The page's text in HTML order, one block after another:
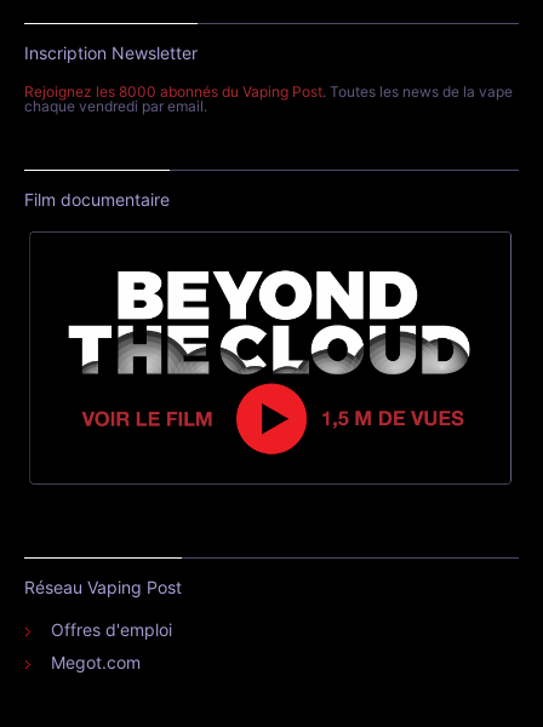
Inscription Newsletter
Rejoignez les 8000 abonnés du Vaping Post. Toutes les news de la vape
chaque vendredi par email.
Film documentaire
Réseau Vaping Post
Offres d'emploi
Megot.com